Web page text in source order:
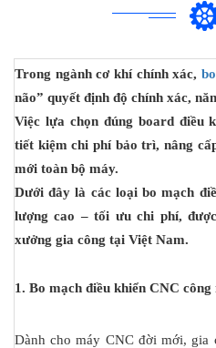
Trong ngành cơ khí chính xác,
não” quyết định độ chính xác,
Việc lựa chọn đúng board điều
tiết kiệm chi phí bảo trì, nâng
mới toàn bộ máy.
Dưới đây là các loại bo mạch
lượng cao – tối ưu chi phí,
xưởng gia công tại Việt Nam.
1. Bo mạch điều khiển CNC công
Dành cho máy CNC đời mới, gia